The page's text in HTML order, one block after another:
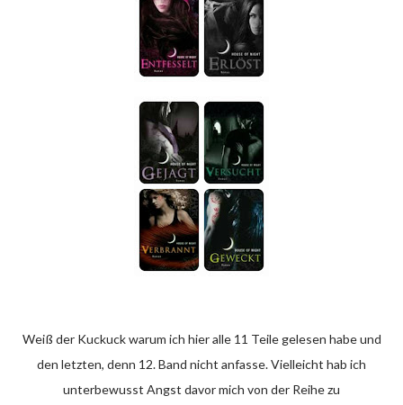
Weiß der Kuckuck warum ich hier alle 11 Teile gelesen habe und
den letzten, denn 12. Band nicht anfasse. Vielleicht hab ich
unterbewusst Angst davor mich von der Reihe zu